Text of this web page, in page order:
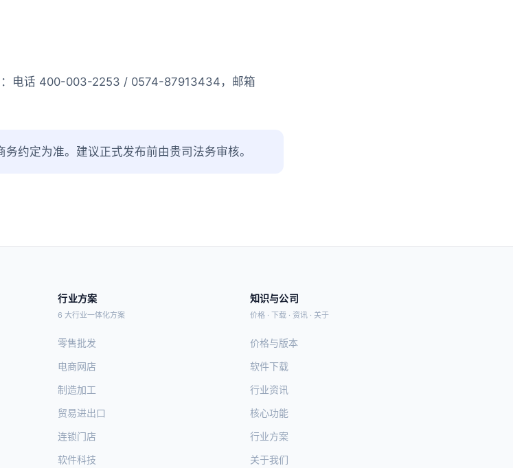
：电话 400-003-2253 / 0574-87913434，邮箱
约定为准。建议正式发布前由贵司法务审核。
行业方案
6 大行业一体化方案
零售批发
电商网店
制造加工
贸易进出口
连锁门店
软件科技
知识与公司
价格 · 下载 · 资讯 · 关于
价格与版本
软件下载
行业资讯
核心功能
行业方案
关于我们